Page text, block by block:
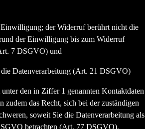
der Widerruf berührt nicht die
der Einwilligung bis zum Widerruf
7 DSGVO) und
die Datenverarbeitung (Art. 21 DSGVO)
den in Ziffer 1 genannten Kontaktdaten
zudem das Recht, sich bei der zuständigen
soweit Sie die Datenverarbeitung als
betrachten (Art. 77 DSGVO).